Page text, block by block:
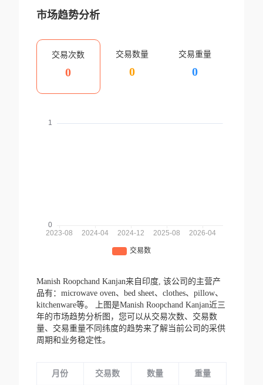
市场趋势分析
交易次数
0
交易数量
0
交易重量
0
Manish Roopchand Kanjan来自印度, 该公司的主营产
品有：microwave oven、bed sheet、clothes、pillow、
kitchenware等。
上图是Manish Roopchand Kanjan近三
年的市场趋势分析图，您可以从交易次数、交易数
量、交易重量不同纬度的趋势来了解当前公司的采供
周期和业务稳定性。
月份 交易数 数量 重量